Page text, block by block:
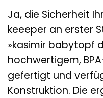
Ja, die Sicherheit
keeeper an erster
»kasimir babytopf
hochwertigem,
gefertigt und
Konstruktion. Die